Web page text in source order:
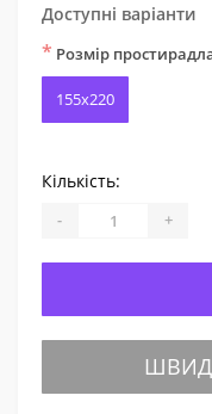
Доступні варіанти
* Розмір
155х220
Кількість:
- +